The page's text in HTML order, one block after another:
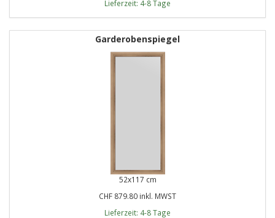
Lieferzeit: 4-8 Tage
Garderobenspiegel
52x117 cm
CHF 879.80 inkl. MWST
Lieferzeit: 4-8 Tage